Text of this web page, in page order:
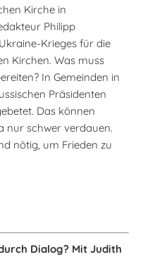
Kirche in
Philipp
Krieges für die
Kirchen. Was muss
In Gemeinden in
Präsidenten
Das können
nur schwer verdauen.
nötig, um Frieden zu
Dialog? Mit Judith